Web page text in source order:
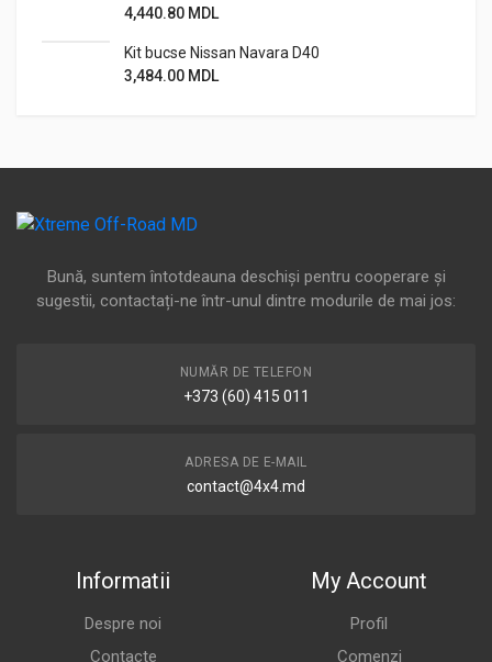
4,440.80 MDL
Kit bucse Nissan Navara D40
3,484.00 MDL
Bună, suntem întotdeauna deschiși pentru cooperare și
sugestii, contactați-ne într-unul dintre modurile de mai jos:
NUMĂR DE TELEFON
+373 (60) 415 011
ADRESA DE E-MAIL
contact@4x4.md
Informatii
Despre noi
Contacte
My Account
Profil
Comenzi